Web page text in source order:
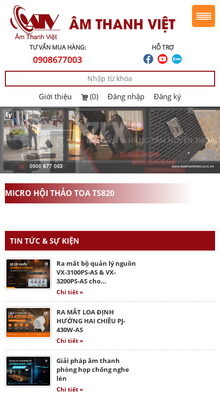
HỖ TRỢ
TƯ VẤN MUA HÀNG:
0908677003
Giới thiệu (0) Đăng nhập Đăng ký
MICRO HỘI THẢO TOA TS820
TIN TỨC & SỰ KIỆN
Ra mắt bộ quản lý nguồn
VX-3100PS-AS & VX-
3200PS-AS cho…
Chi tiết »
RA MẮT LOA ĐỊNH
HƯỚNG HAI CHIỀU PJ-
430W-AS
Chi tiết »
Giải pháp âm thanh
phòng họp chống nghe
lén
Chi tiết »